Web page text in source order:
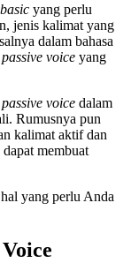
basic yang perlu
jenis kalimat yang
dalam bahasa
passive voice yang
passive voice dalam
Rumusnya pun
kalimat aktif dan
membuat
yang perlu Anda